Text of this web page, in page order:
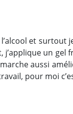
et surtout
un gel
aussi
pour moi